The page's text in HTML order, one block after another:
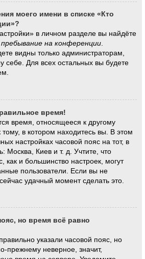
моего имени в списке «Кто
в личном разделе вы найдёте
на конференции.
видны только администраторам,
себе. Для всех остальных вы будете
время!
время, относящееся к другому
в котором находитесь вы. В этом
настройках часовой пояс на тот, в
Москва, Киев и т. д. Учтите, что
как и большинство настроек, могут
пользователи. Если вы не
удачный момент сделать это.
но время всё равно
указали часовой пояс, но
прежнему неверное, значит,